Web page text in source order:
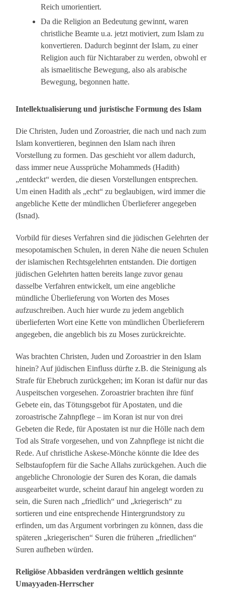
Reich umorientiert.
Da die Religion an Bedeutung gewinnt, waren
christliche Beamte u.a. jetzt motiviert, zum Islam zu
konvertieren. Dadurch beginnt der Islam, zu einer
Religion auch für Nichtaraber zu werden, obwohl er
als ismaelitische Bewegung, also als arabische
Bewegung, begonnen hatte.
Intellektualisierung und juristische Formung des Islam
Die Christen, Juden und Zoroastrier, die nach und nach zum
Islam konvertieren, beginnen den Islam nach ihren
Vorstellung zu formen. Das geschieht vor allem dadurch,
dass immer neue Aussprüche Mohammeds (Hadith)
„entdeckt“ werden, die diesen Vorstellungen entsprechen.
Um einen Hadith als „echt“ zu beglaubigen, wird immer die
angebliche Kette der mündlichen Überlieferer angegeben
(Isnad).
Vorbild für dieses Verfahren sind die jüdischen Gelehrten der
mesopotamischen Schulen, in deren Nähe die neuen Schulen
der islamischen Rechtsgelehrten entstanden. Die dortigen
jüdischen Gelehrten hatten bereits lange zuvor genau
dasselbe Verfahren entwickelt, um eine angebliche
mündliche Überlieferung von Worten des Moses
aufzuschreiben. Auch hier wurde zu jedem angeblich
überlieferten Wort eine Kette von mündlichen Überlieferern
angegeben, die angeblich bis zu Moses zurückreichte.
Was brachten Christen, Juden und Zoroastrier in den Islam
hinein? Auf jüdischen Einfluss dürfte z.B. die Steinigung als
Strafe für Ehebruch zurückgehen; im Koran ist dafür nur das
Auspeitschen vorgesehen. Zoroastrier brachten ihre fünf
Gebete ein, das Tötungsgebot für Apostaten, und die
zoroastrische Zahnpflege – im Koran ist nur von drei
Gebeten die Rede, für Apostaten ist nur die Hölle nach dem
Tod als Strafe vorgesehen, und von Zahnpflege ist nicht die
Rede. Auf christliche Askese-Mönche könnte die Idee des
Selbstaufopfern für die Sache Allahs zurückgehen. Auch die
angebliche Chronologie der Suren des Koran, die damals
ausgearbeitet wurde, scheint darauf hin angelegt worden zu
sein, die Suren nach „friedlich“ und „kriegerisch“ zu
sortieren und eine entsprechende Hintergrundstory zu
erfinden, um das Argument vorbringen zu können, dass die
späteren „kriegerischen“ Suren die früheren „friedlichen“
Suren aufheben würden.
Religiöse Abbasiden verdrängen weltlich gesinnte
Umayyaden-Herrscher